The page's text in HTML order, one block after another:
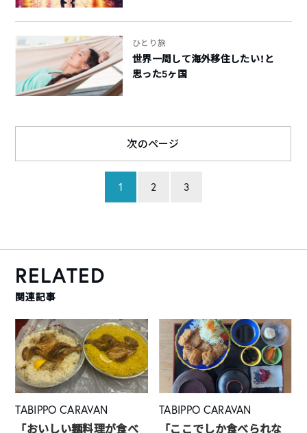
ひとり旅
世界一周して海外移住したい！と
思った5ヶ国
1 2 3
次のページ
RELATED
関連記事
TABIPPO CARAVAN
「おいしい麺料理が食べ
TABIPPO CARAVAN
「ここでしか食べられな